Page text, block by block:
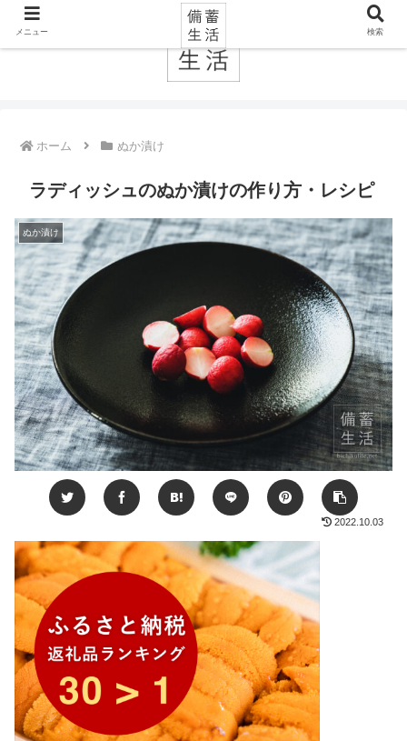
ホーム ぬか漬け
ラディッシュのぬか漬けの作り方・レシピ
ぬか漬け
2022.10.03
メニュー 検索